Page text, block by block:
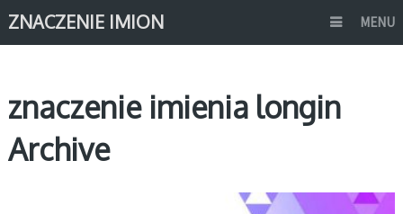
ZNACZENIE IMION MENU
znaczenie imienia longin
Archive